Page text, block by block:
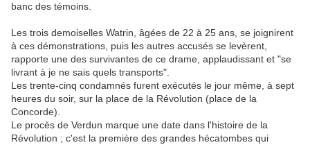
banc des témoins.
Les trois demoiselles Watrin, âgées de 22 à 25 ans, se joignirent
à ces démonstrations, puis les autres accusés se levèrent,
rapporte une des survivantes de ce drame, applaudissant et "se
livrant à je ne sais quels transports".
Les trente-cinq condamnés furent exécutés le jour même, à sept
heures du soir, sur la place de la Révolution (place de la
Concorde).
Le procès de Verdun marque une date dans l'histoire de la
Révolution ; c'est la première des grandes hécatombes qui